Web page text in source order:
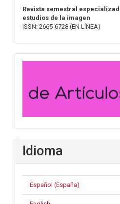
Revista semestral
estudios de la imagen
ISSN: 2665-6728 (EN LÍNEA)
convocatoria
Idioma
Español (España)